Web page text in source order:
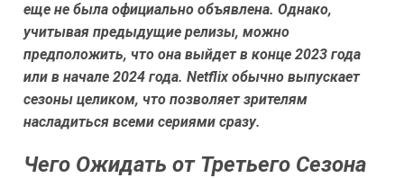
еще не была официально объявлена. Однако,
учитывая предыдущие релизы, можно
предположить, что она выйдет в конце 2023 года
или в начале 2024 года. Netflix обычно выпускает
сезоны целиком, что позволяет зрителям
насладиться всеми сериями сразу.
Чего Ожидать от Третьего Сезона